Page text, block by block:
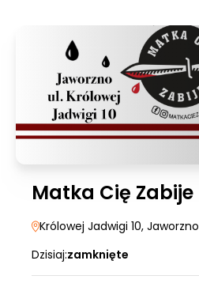
Matka Cię Zabije
Królowej Jadwigi 10, Jaworzno
Dzisiaj:zamknięte